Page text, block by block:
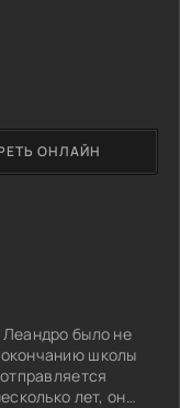
было не
школы
лет, он
ОНЛАЙН